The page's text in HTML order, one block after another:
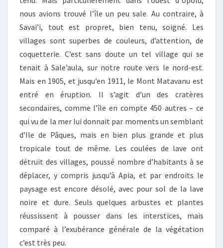
nous avions trouvé l’île un peu sale. Au contraire, à
Savai’i, tout est propret, bien tenu, soigné. Les
villages sont superbes de couleurs, d’attention, de
coquetterie. C’est sans doute un tel village qui se
tenait à Sale’aula, sur notre route vers le nord-est.
Mais en 1905, et jusqu’en 1911, le Mont Matavanu est
entré en éruption. Il s’agit d’un des cratères
secondaires, comme l’île en compte 450 autres – ce
qui vu de la mer lui donnait par moments un semblant
d’Ile de Pâques, mais en bien plus grande et plus
tropicale tout de même. Les coulées de lave ont
détruit des villages, poussé nombre d’habitants à se
déplacer, y compris jusqu’à Apia, et par endroits le
paysage est encore désolé, avec pour sol de la lave
noire et dure. Seuls quelques arbustes et plantes
réussissent à pousser dans les interstices, mais
comparé à l’exubérance générale de la végétation
c’est très peu.